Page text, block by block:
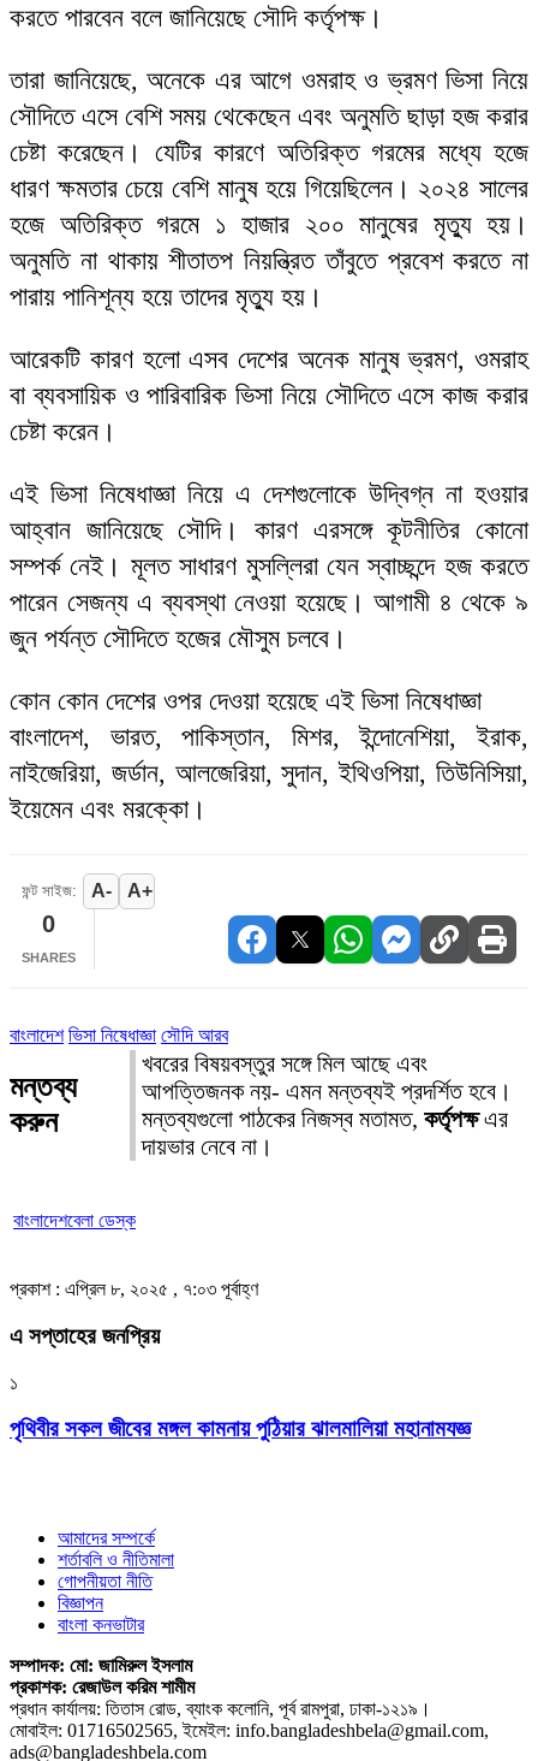
করতে পারবেন বলে জানিয়েছে সৌদি কর্তৃপক্ষ।
তারা জানিয়েছে, অনেকে এর আগে ওমরাহ ও ভ্রমণ ভিসা নিয়ে
সৌদিতে এসে বেশি সময় থেকেছেন এবং অনুমতি ছাড়া হজ করার
চেষ্টা করেছেন। যেটির কারণে অতিরিক্ত গরমের মধ্যে হজে
ধারণ ক্ষমতার চেয়ে বেশি মানুষ হয়ে গিয়েছিলেন। ২০২৪ সালের
হজে অতিরিক্ত গরমে ১ হাজার ২০০ মানুষের মৃত্যু হয়।
অনুমতি না থাকায় শীতাতপ নিয়ন্ত্রিত তাঁবুতে প্রবেশ করতে না
পারায় পানিশূন্য হয়ে তাদের মৃত্যু হয়।
আরেকটি কারণ হলো এসব দেশের অনেক মানুষ ভ্রমণ, ওমরাহ
বা ব্যবসায়িক ও পারিবারিক ভিসা নিয়ে সৌদিতে এসে কাজ করার
চেষ্টা করেন।
এই ভিসা নিষেধাজ্ঞা নিয়ে এ দেশগুলোকে উদ্বিগ্ন না হওয়ার
আহ্বান জানিয়েছে সৌদি। কারণ এরসঙ্গে কূটনীতির কোনো
সম্পর্ক নেই। মূলত সাধারণ মুসল্লিরা যেন স্বাচ্ছন্দে হজ করতে
পারেন সেজন্য এ ব্যবস্থা নেওয়া হয়েছে। আগামী ৪ থেকে ৯
জুন পর্যন্ত সৌদিতে হজের মৌসুম চলবে।
কোন কোন দেশের ওপর দেওয়া হয়েছে এই ভিসা নিষেধাজ্ঞা
বাংলাদেশ, ভারত, পাকিস্তান, মিশর, ইন্দোনেশিয়া, ইরাক,
নাইজেরিয়া, জর্ডান, আলজেরিয়া, সুদান, ইথিওপিয়া, তিউনিসিয়া,
ইয়েমেন এবং মরক্কো।
ফন্ট সাইজ: A- A+
0
SHARES
বাংলাদেশ ভিসা নিষেধাজ্ঞা সৌদি আরব
মন্তব্য
করুন
খবরের বিষয়বস্তুর সঙ্গে মিল আছে এবং
আপত্তিজনক নয়- এমন মন্তব্যই প্রদর্শিত হবে।
মন্তব্যগুলো পাঠকের নিজস্ব মতামত, কর্তৃপক্ষএর
দায়ভার নেবে না।
বাংলাদেশবেলা ডেস্ক
প্রকাশ : এপ্রিল ৮, ২০২৫ , ৭:০৩ পূর্বাহ্ণ
এ সপ্তাহের জনপ্রিয়
১
পৃথিবীর সকল জীবের মঙ্গল কামনায় পুঠিয়ার ঝালমালিয়া মহানামযজ্ঞ
আমাদের সম্পর্কে
শর্তাবলি ও নীতিমালা
গোপনীয়তা নীতি
বিজ্ঞাপন
বাংলা কনভাটার
সম্পাদক: মো: জামিরুল ইসলাম
প্রকাশক: রেজাউল করিম শামীম
প্রধান কার্যালয়: তিতাস রোড, ব্যাংক কলোনি, পূর্ব রামপুরা, ঢাকা-১২১৯।
মোবাইল: 01716502565, ইমেইল: info.bangladeshbela@gmail.com,
ads@bangladeshbela.com